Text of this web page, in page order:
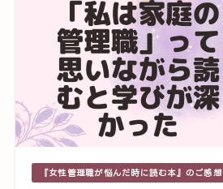
『女性管理職が悩んだ時に読む本』のご感想